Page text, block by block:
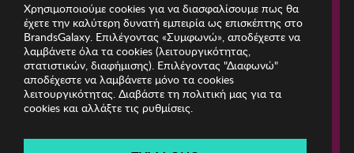
Original Crystal ΓΥΝΑΙΚΑ
Original Crystal
Λήγει σε: 00ημέρες | 00ώρες 00λεπτά 00δευτ.
Filters
Χρησιμοποιούμε cookies για να διασφαλίσουμε πως θα
έχετε την καλύτερη δυνατή εμπειρία ως επισκέπτης στο
BrandsGalaxy. Επιλέγοντας «Συμφωνώ», αποδέχεστε να
λαμβάνετε όλα τα cookies (λειτουργικότητας,
στατιστικών, διαφήμισης). Επιλέγοντας "Διαφωνώ"
αποδέχεστε να λαμβάνετε μόνο τα cookies
λειτουργικότητας. Διαβάστε τη πολιτική μας για τα
cookies και αλλάξτε τις ρυθμίσεις.